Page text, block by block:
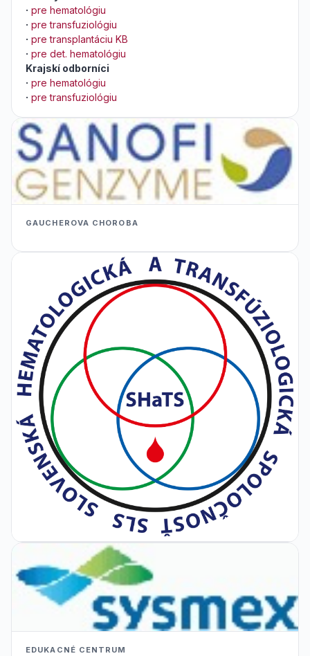
· pre hematológiu
· pre transfuziológiu
· pre transplantáciu KB
· pre det. hematológiu
Krajskí odborníci
· pre hematológiu
· pre transfuziológiu
GAUCHEROVA CHOROBA
EDUKACNÉ CENTRUM